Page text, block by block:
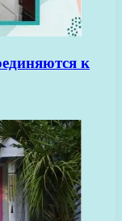
к